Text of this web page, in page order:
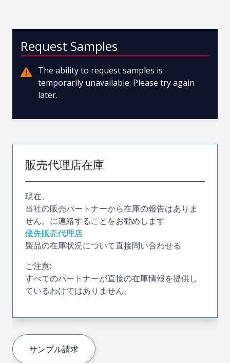
Request Samples
The ability to request samples is
temporarily unavailable. Please try again
later.
販売代理店在庫
現在、
当社の販売パートナーから在庫の報告はありま
せん。に連絡することをお勧めします
優先販売代理店
製品の在庫状況について直接問い合わせる
ご注意:
すべてのパートナーが直接の在庫情報を提供し
ているわけではありません。
サンプル請求